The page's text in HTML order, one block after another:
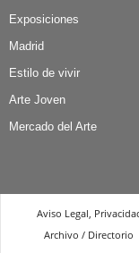
Exposiciones
Madrid
Estilo de vivir
Arte Joven
Mercado del Arte
Aviso Legal,
Archivo / Directorio